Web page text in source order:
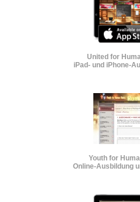
United for
iPad- und iPhone-
Youth for
Online-Ausbildung